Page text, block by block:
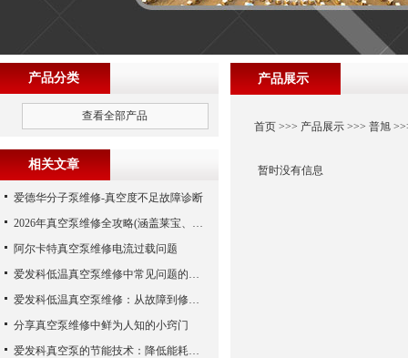
产品展示
首页 >>> 产品展示 >>>普旭
暂时没有信息
产品分类
查看全部产品
相关文章
爱德华分子泵维修-真空度不足故障诊断
2026年真空泵维修全攻略(涵盖莱宝、爱德华、爱发科等品牌)
阿尔卡特真空泵维修电流过载问题
爱发科低温真空泵维修中常见问题的处理经验
爱发科低温真空泵维修：从故障到修复的全过程
分享真空泵维修中鲜为人知的小窍门
爱发科真空泵的节能技术：降低能耗，提高生产效益